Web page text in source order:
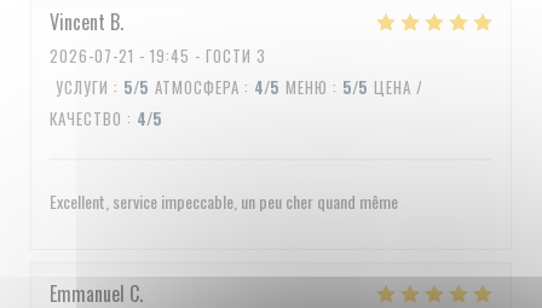
Vincent B
2026-07-21 - 19:45 - ГОСТИ 3
УСЛУГИ : 5/5 АТМОСФЕРА : 4/5 МЕНЮ : 5/5 ЦЕНА /
КАЧЕСТВО : 4/5
Excellent, service impeccable, un peu cher quand même
Emmanuel C